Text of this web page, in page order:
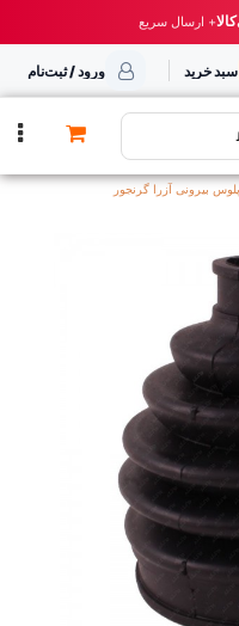
+ ارسال سریع
سبد خرید ورود / ثبت‌نام
بیرونی آزرا گرنجور